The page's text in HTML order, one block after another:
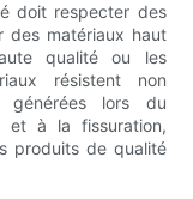
doit respecter des
des matériaux haut
qualité ou les
résistent non
générées lors du
et à la fissuration,
produits de qualité